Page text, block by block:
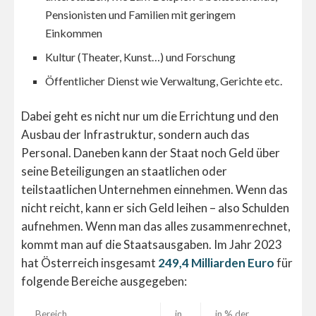
Pensionisten und Familien mit geringem
Einkommen
Kultur (Theater, Kunst…) und Forschung
Öffentlicher Dienst wie Verwaltung, Gerichte etc.
Dabei geht es nicht nur um die Errichtung und den
Ausbau der Infrastruktur, sondern auch das
Personal. Daneben kann der Staat noch Geld über
seine Beteiligungen an staatlichen oder
teilstaatlichen Unternehmen einnehmen. Wenn das
nicht reicht, kann er sich Geld leihen – also Schulden
aufnehmen. Wenn man das alles zusammenrechnet,
kommt man auf die Staatsausgaben. Im Jahr 2023
hat Österreich insgesamt 249,4 Milliarden Eurofür
folgende Bereiche ausgegeben: